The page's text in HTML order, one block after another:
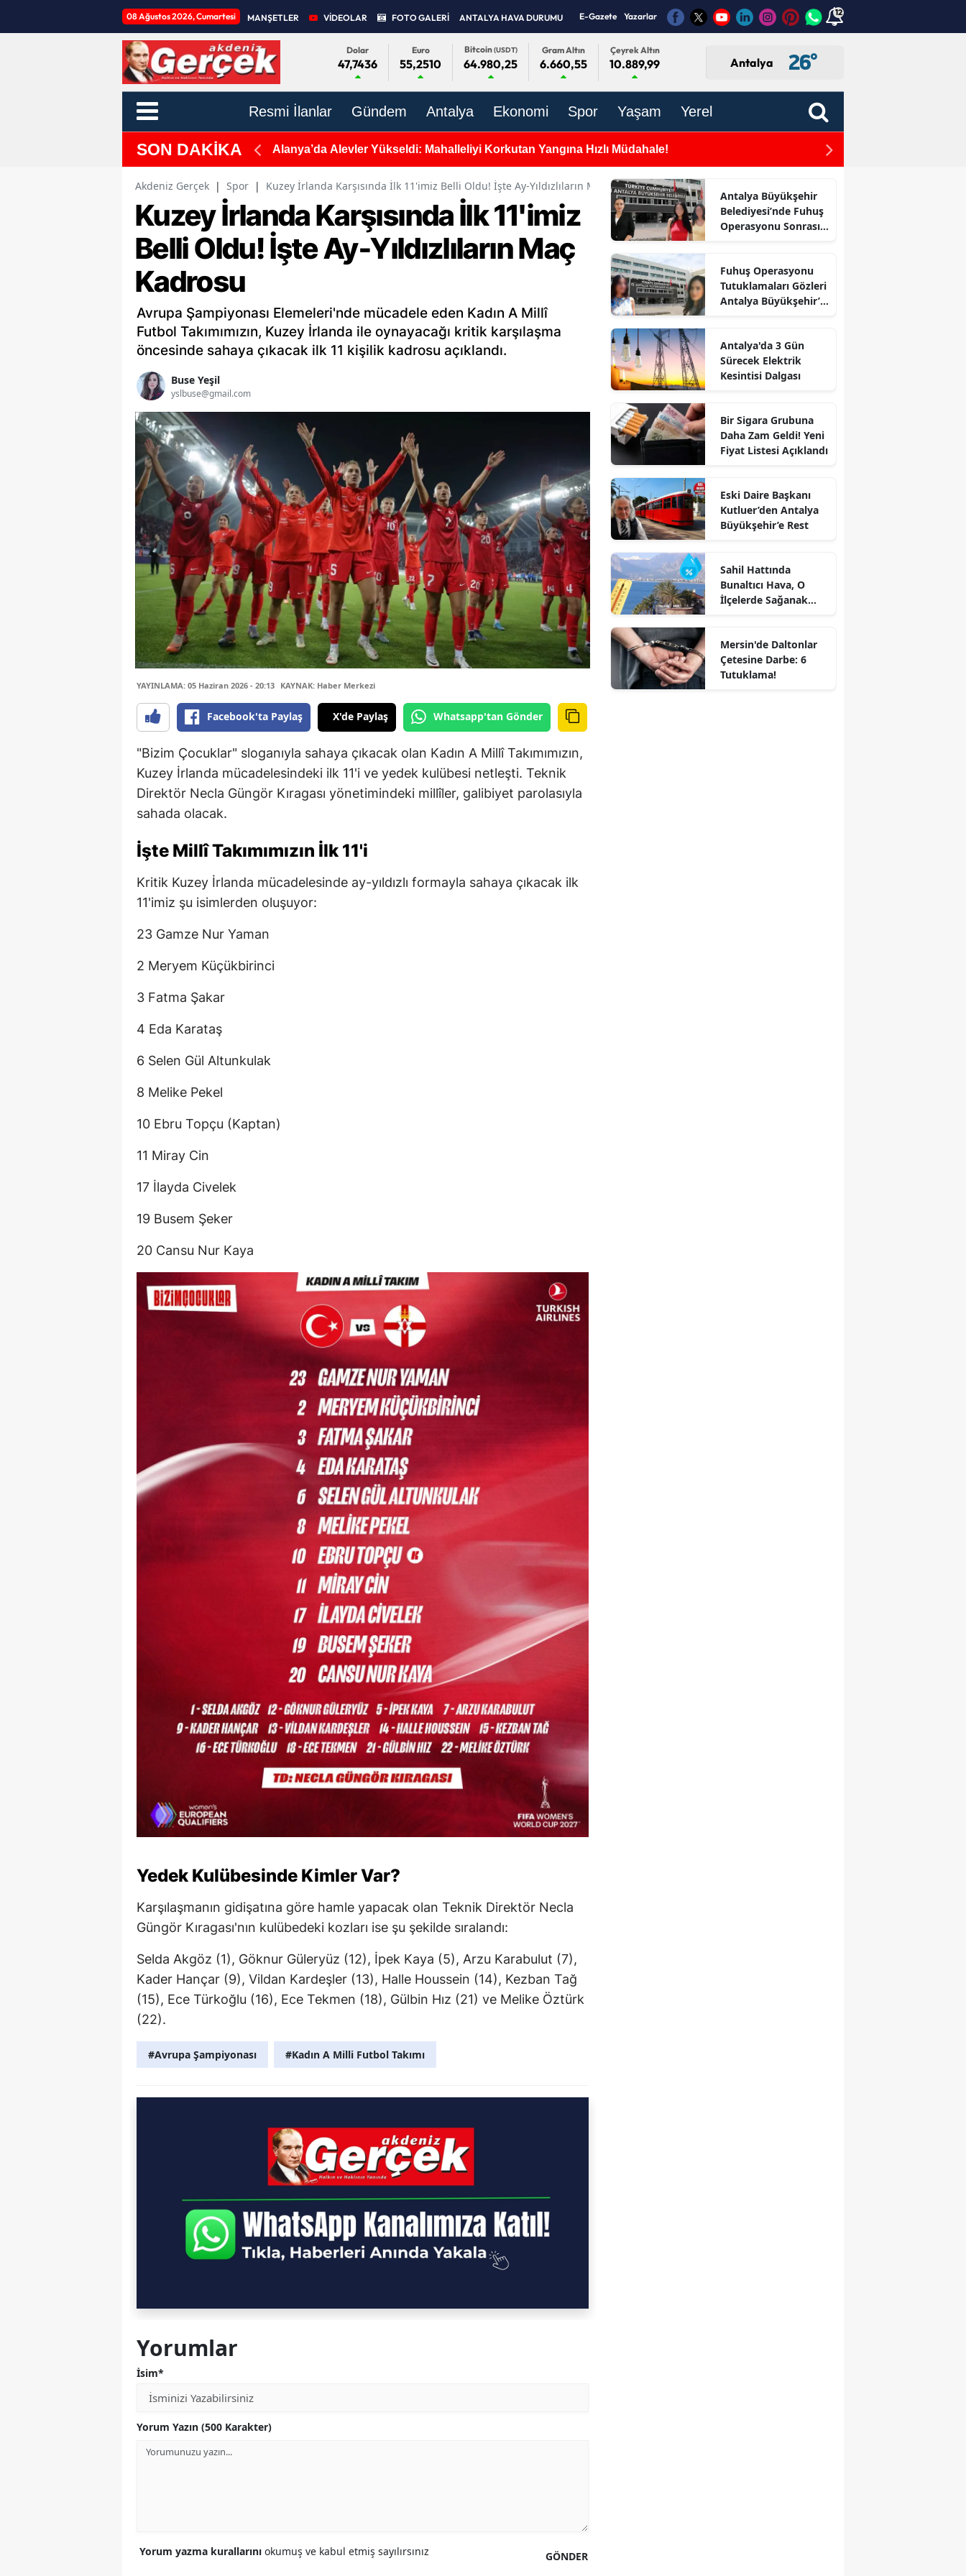
08 Ağustos 2026, Cumartesi MANŞETLER VİDEOLAR FOTO GALERİ ANTALYA HAVA DURUMU E-Gazete Yazarlar 12
Dolar
47,7436
Euro
55,2510
Bitcoin(USDT)
64.980,25
Gram Altın
6.660,55
Çeyrek Altın
10.889,99 Antalya 26°
Resmi İlanlar Gündem Antalya Ekonomi Spor Yaşam Yerel
SON DAKİKA
Bunaltıcı Hava, O İlçelerde Sağanak Alanya’da Alevler Yükseldi: Mahalleliyi Korkutan Yangına Hızlı Müdahale!
Manavgat Belediyesi
Akdeniz Gerçek | Spor | Kuzey İrlanda Karşısında İlk 11'imiz Belli Oldu! İşte Ay-Yıldızlıların Maç Kadrosu
Kuzey İrlanda Karşısında İlk 11'imiz
Belli Oldu! İşte Ay-Yıldızlıların Maç
Kadrosu
Avrupa Şampiyonası Elemeleri'nde mücadele eden Kadın A Millî
Futbol Takımımızın, Kuzey İrlanda ile oynayacağı kritik karşılaşma
öncesinde sahaya çıkacak ilk 11 kişilik kadrosu açıklandı.
Buse Yeşil
yslbuse@gmail.com
YAYINLAMA: 05 Haziran 2026 - 20:13 KAYNAK: Haber Merkezi
Facebook'ta Paylaş X'de Paylaş Whatsapp'tan Gönder
"Bizim Çocuklar" sloganıyla sahaya çıkacak olan Kadın A Millî Takımımızın,
Kuzey İrlanda mücadelesindeki ilk 11'i ve yedek kulübesi netleşti. Teknik
Direktör Necla Güngör Kıragası yönetimindeki millîler, galibiyet parolasıyla
sahada olacak.
İşte Millî Takımımızın İlk 11'i
Kritik Kuzey İrlanda mücadelesinde ay-yıldızlı formayla sahaya çıkacak ilk
11'imiz şu isimlerden oluşuyor:
23 Gamze Nur Yaman
2 Meryem Küçükbirinci
3 Fatma Şakar
4 Eda Karataş
6 Selen Gül Altunkulak
8 Melike Pekel
10 Ebru Topçu (Kaptan)
11 Miray Cin
17 İlayda Civelek
19 Busem Şeker
20 Cansu Nur Kaya
Yedek Kulübesinde Kimler Var?
Karşılaşmanın gidişatına göre hamle yapacak olan Teknik Direktör Necla
Güngör Kıragası'nın kulübedeki kozları ise şu şekilde sıralandı:
Selda Akgöz (1), Göknur Güleryüz (12), İpek Kaya (5), Arzu Karabulut (7),
Kader Hançar (9), Vildan Kardeşler (13), Halle Houssein (14), Kezban Tağ
(15), Ece Türkoğlu (16), Ece Tekmen (18), Gülbin Hız (21) ve Melike Öztürk
(22).
#Avrupa Şampiyonası #Kadın A Milli Futbol Takımı
Yorumlar
İsim*
Yorum Yazın (500 Karakter)
GÖNDER
Yorum yazma kurallarını okumuş ve kabul etmiş sayılırsınız
Antalya Büyükşehir
Belediyesi’nde Fuhuş
Operasyonu Sonrası
Fuhuş Operasyonu
Tutuklamaları Gözleri
Antalya Büyükşehir’e
Antalya'da 3 Gün
Sürecek Elektrik
Kesintisi Dalgası
Bir Sigara Grubuna
Daha Zam Geldi! Yeni
Fiyat Listesi Açıklandı
Eski Daire Başkanı
Kutluer’den Antalya
Büyükşehir’e Rest
Sahil Hattında
Bunaltıcı Hava, O
İlçelerde Sağanak
Mersin'de Daltonlar
Çetesine Darbe: 6
Tutuklama!